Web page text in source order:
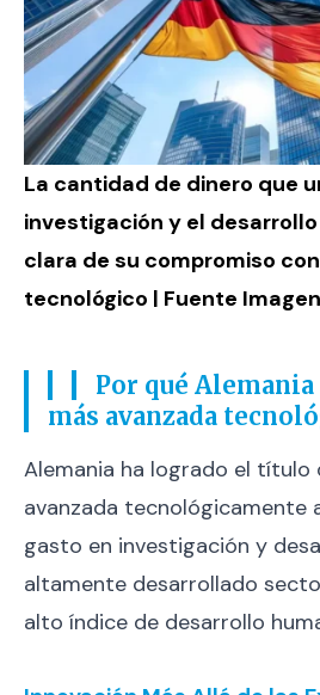
La cantidad de dinero que
investigación y el
clara de su compromiso
tecnológico | Fuente
Por qué
más avanzada
Alemania ha logrado el título
avanzada tecnológicamente
gasto en investigación y
altamente desarrollado
alto índice de desarrollo